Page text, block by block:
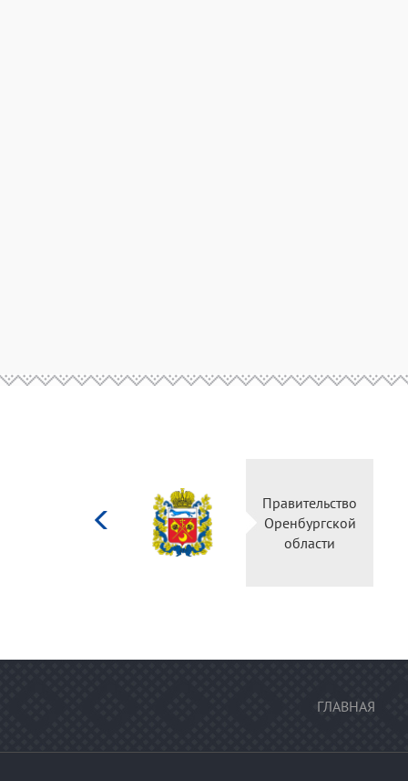
Правительство
Оренбургской
области
ГЛАВНАЯ